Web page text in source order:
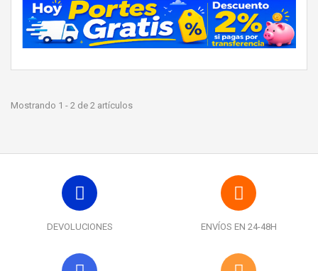
Mostrando 1 - 2 de 2 artículos
DEVOLUCIONES ENVÍOS EN 24-48H